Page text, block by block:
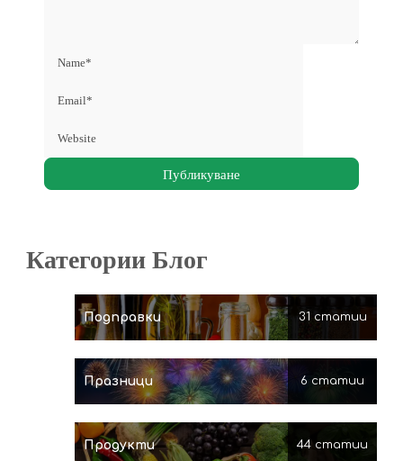
Категории Блог
Подправки 31 статии
Празници 6 статии
Продукти 44 статии